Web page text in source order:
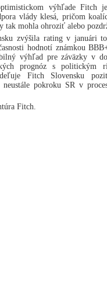
výhľade Fitch
vlády klesá, pričom
tak mohla ohroziť alebo
zvýšila rating v januári
hodnotí známkou
výhľad pre záväzky v
prognóz s
Fitch Slovensku
neustále pokroku SR v
Fitch.